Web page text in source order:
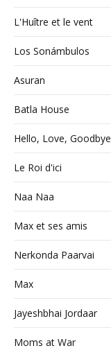
L'Huître et le vent
Los Sonámbulos
Asuran
Batla House
Hello, Love, Goodbye
Le Roi d'ici
Naa Naa
Max et ses amis
Nerkonda Paarvai
Max
Jayeshbhai Jordaar
Moms at War